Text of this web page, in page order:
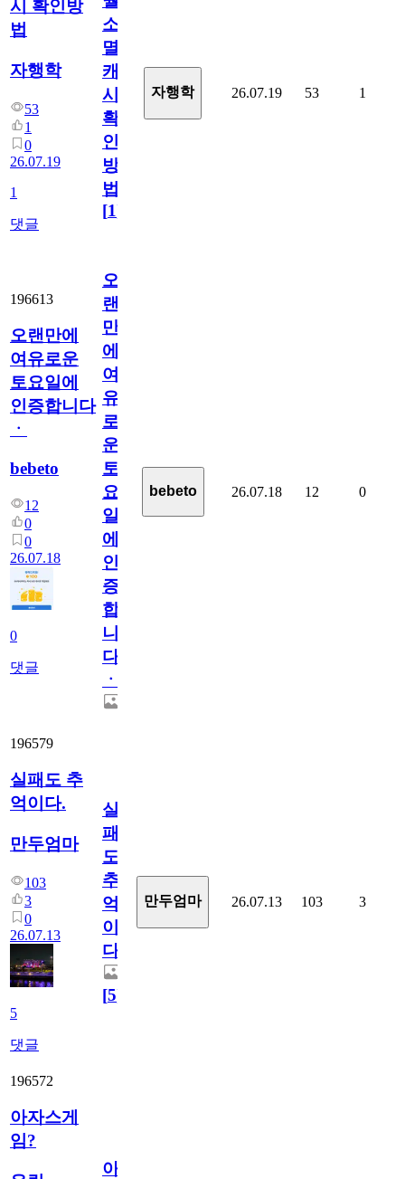
시 확인방
법
자행학
53
1
0
26.07.19
1
댓글
소
멸
캐
시
확
인
방
법
[1]
자행학 26.07.19 53 1
196613
오랜만에
여유로운
토요일에
인증합니다
ㆍ
bebeto
12
0
0
26.07.18
0
댓글
오
랜
만
에
여
유
로
운
토
요
일
에
인
증
합
니
다
ㆍ
bebeto 26.07.18 12 0
196579
실패도 추
억이다.
만두엄마
103
3
0
26.07.13
5
댓글
실
패
도
추
억
이
다.
[5]
만두엄마 26.07.13 103 3
196572
아자스게
임?
아